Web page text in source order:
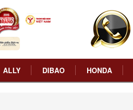
ALLY DIBAO HONDA